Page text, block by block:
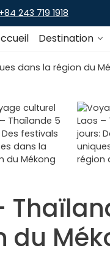
+84 243 719 1918
Destination
du